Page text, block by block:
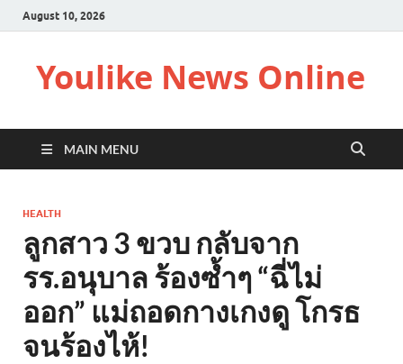
August 10, 2026
Youlike News Online
MAIN MENU
HEALTH
ลูกสาว 3 ขวบ กลับจาก
รร.อนุบาล ร้องซ้ำๆ “ฉี่ไม่
ออก” แม่ถอดกางเกงดู โกรธ
จนร้องไห้!